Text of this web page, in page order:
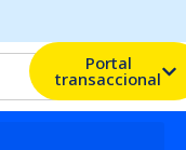
Portal
transaccional